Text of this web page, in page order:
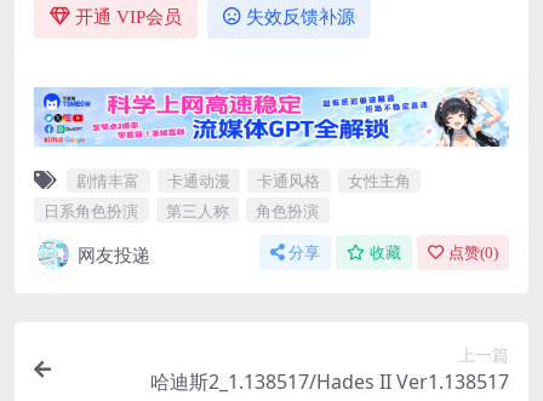
开通 VIP会员 失效反馈补源
剧情丰富 卡通动漫 卡通风格
女性主角
日系角色扮演
第三人称 角色扮演
网友投递 分享 收藏 点赞(0)
上一篇
哈迪斯2_1.138517/Hades II Ver1.138517